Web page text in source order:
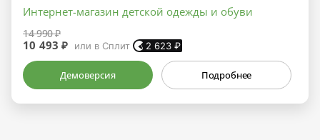
Интернет-магазин детской одежды и обуви
14 990 ₽
10 493 ₽ или в Сплит 2 623₽
Демоверсия Подробнее